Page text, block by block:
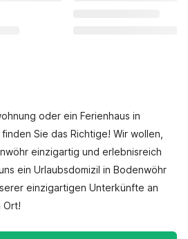
oder ein Ferienhaus in
Sie das Richtige! Wir wollen,
einzigartig und erlebnisreich
ein Urlaubsdomizil in Bodenwöhr
einzigartigen Unterkünfte an
Ort!